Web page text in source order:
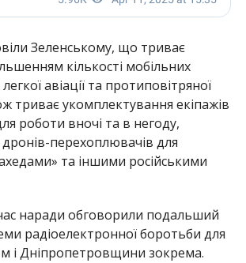
Зеленському, що триває
кількості мобільних
авіації та протиповітряної
триває укомплектування екіпажів
роботи вночі та в негоду,
перехоплювачів для
та іншими російськими
наради обговорили подальший
радіоелектронної боротьби для
і Дніпропетровщини зокрема.